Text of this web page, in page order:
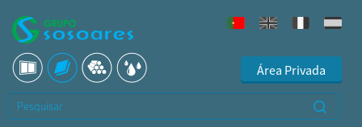
Área Privada